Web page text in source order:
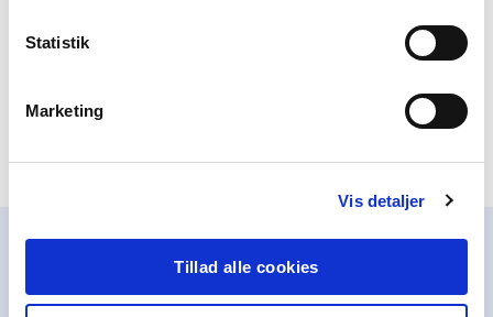
Statistik
Marketing
Vis detaljer
Tillad alle cookies
Nova og Nor ser på dyr, Læs Lydret 3
133,00 kr.
Alinea støtter børn og unge